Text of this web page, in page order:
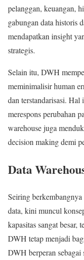
pelanggan, keuangan,
gabungan data historis
mendapatkan insight
strategis.
Selain itu, DWH
meminimalisir human
dan terstandarisasi. Hal
merespons perubahan
warehouse juga
decision making demi
Data
Seiring
data, kini muncul
kapasitas sangat besar,
DWH tetap menjadi
DWH berperan sebagai